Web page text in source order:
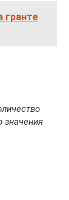
гранте
значения